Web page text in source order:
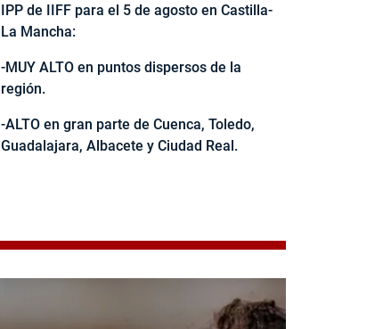
IPP de IIFF para el 5 de agosto en Castilla-
La Mancha:
-MUY ALTO en puntos dispersos de la
región.
-ALTO en gran parte de Cuenca, Toledo,
Guadalajara, Albacete y Ciudad Real.